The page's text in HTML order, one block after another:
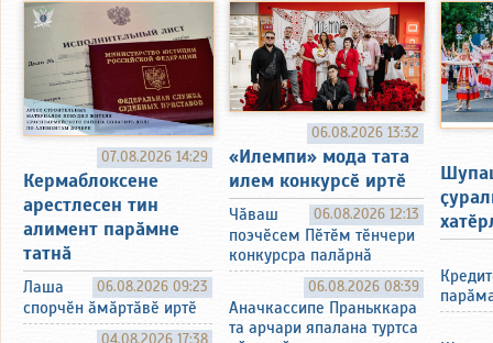
07.08.2026 14:29
Кермаблоксене
арестлесен тин
алимент парӑмне
татнӑ
06.08.2026 09:23
Лаша
спорчӗн ӑмӑртӑвӗ иртӗ
04.08.2026 17:38
06.08.2026 13:32
«Илемпи» мода тата
илем конкурсӗ иртӗ
06.08.2026 12:13
Чӑваш
поэчӗсем Пӗтӗм тӗнчери
конкурсра палӑрнӑ
06.08.2026 08:39
Аначкассипе Праньккара
та арчари япалана туртса